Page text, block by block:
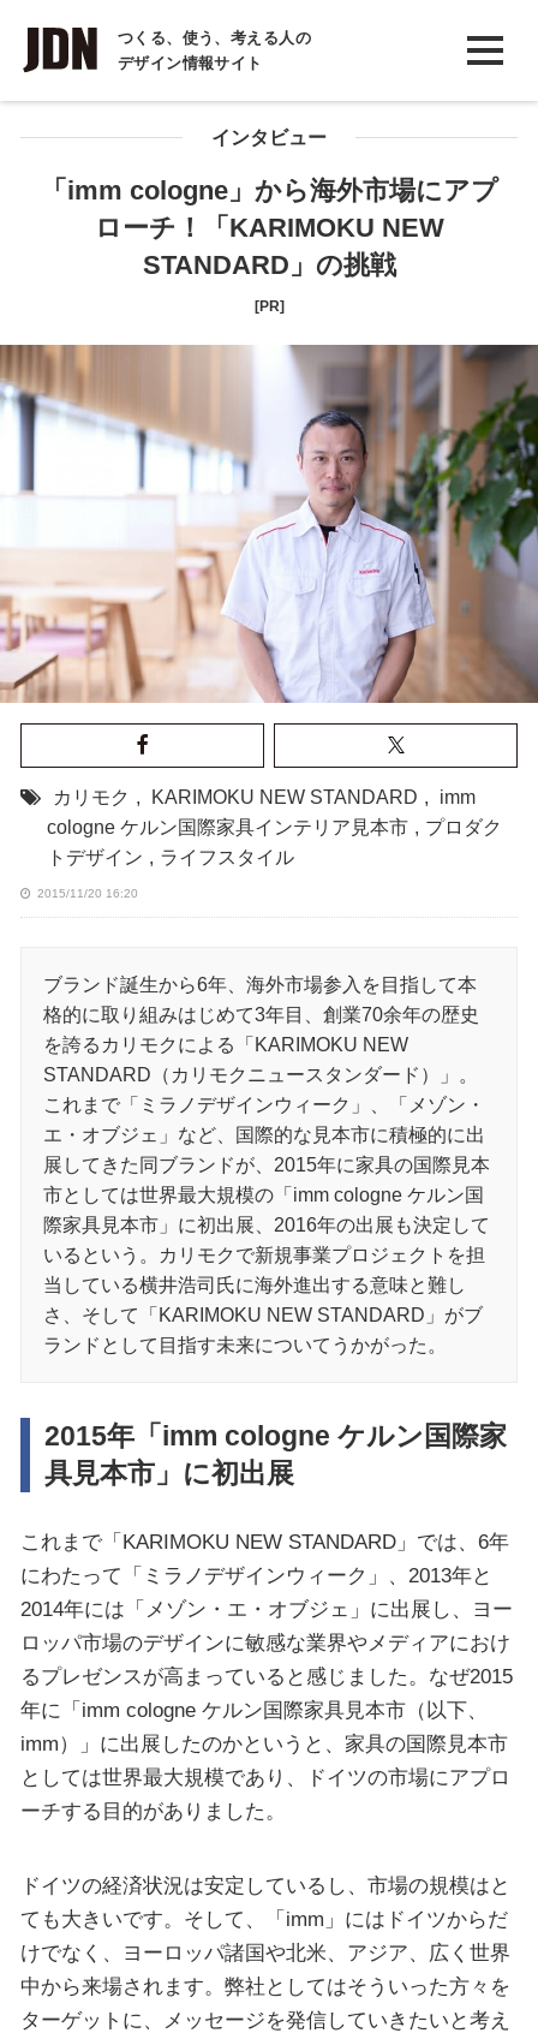
つくる、使う、考える人の
デザイン情報サイト
INTERVIEW
インタビュー
REPORT
COLUMN
インタビュー
「imm cologne」から海外市場にアプ
ローチ！「KARIMOKU NEW
STANDARD」の挑戦
[PR]
カリモク , KARIMOKU NEW STANDARD ,
imm
cologne ケルン国際家具インテリア見本市 , プロダク
トデザイン , ライフスタイル
2015/11/20 16:20
ブランド誕生から6年、海外市場参入を目指して本
格的に取り組みはじめて3年目、創業70余年の歴史
を誇るカリモクによる「KARIMOKU NEW
STANDARD（カリモクニュースタンダード）」。
これまで「ミラノデザインウィーク」、「メゾン・
エ・オブジェ」など、国際的な見本市に積極的に出
展してきた同ブランドが、2015年に家具の国際見本
市としては世界最大規模の「imm cologne ケルン国
際家具見本市」に初出展、2016年の出展も決定して
いるという。カリモクで新規事業プロジェクトを担
当している横井浩司氏に海外進出する意味と難し
さ、そして「KARIMOKU NEW STANDARD」がブ
ランドとして目指す未来についてうかがった。
2015年「imm cologne ケルン国際家
具見本市」に初出展
これまで「KARIMOKU NEW STANDARD」では、6年
にわたって「ミラノデザインウィーク」、2013年と
2014年には「メゾン・エ・オブジェ」に出展し、ヨー
ロッパ市場のデザインに敏感な業界やメディアにおけ
るプレゼンスが高まっていると感じました。なぜ2015
年に「imm cologne ケルン国際家具見本市（以下、
imm）」に出展したのかというと、家具の国際見本市
としては世界最大規模であり、ドイツの市場にアプロ
ーチする目的がありました。
ドイツの経済状況は安定しているし、市場の規模はと
ても大きいです。そして、「imm」にはドイツからだ
けでなく、ヨーロッパ諸国や北米、アジア、広く世界
中から来場されます。弊社としてはそういった方々を
ターゲットに、メッセージを発信していきたいと考え